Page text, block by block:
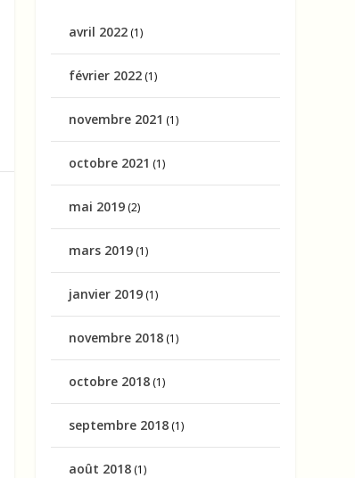
avril 2022 (1)
février 2022 (1)
novembre 2021 (1)
octobre 2021 (1)
mai 2019 (2)
mars 2019 (1)
janvier 2019 (1)
novembre 2018 (1)
octobre 2018 (1)
septembre 2018 (1)
août 2018 (1)